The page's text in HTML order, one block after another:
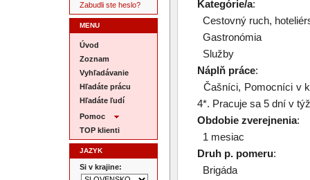
Zabudli ste heslo?
MENU
Úvod
Zoznam
Vyhľadávanie
Hľadáte prácu
Hľadáte ľudí
Pomoc
TOP klienti
JAZYK
Si v krajine:
Kategórie/a:
Cestovný ruch,
Gastronómia
Služby
Náplň práce:
Čašníci, Pomocníci v
4*. Pracuje sa 5 dní v
Obdobie zverejnenia:
1 mesiac
Druh p. pomeru:
Brigáda